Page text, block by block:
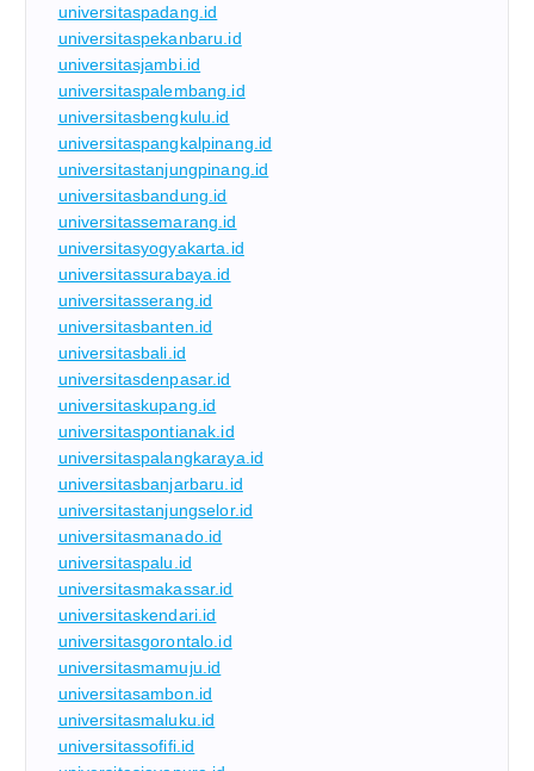
universitaspadang.id
universitaspekanbaru.id
universitasjambi.id
universitaspalembang.id
universitasbengkulu.id
universitaspangkalpinang.id
universitastanjungpinang.id
universitasbandung.id
universitassemarang.id
universitasyogyakarta.id
universitassurabaya.id
universitasserang.id
universitasbanten.id
universitasbali.id
universitasdenpasar.id
universitaskupang.id
universitaspontianak.id
universitaspalangkaraya.id
universitasbanjarbaru.id
universitastanjungselor.id
universitasmanado.id
universitaspalu.id
universitasmakassar.id
universitaskendari.id
universitasgorontalo.id
universitasmamuju.id
universitasambon.id
universitasmaluku.id
universitassofifi.id